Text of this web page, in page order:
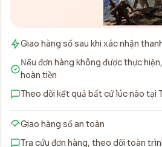
Giao hàng số sau khi xác nhận
Nếu đơn hàng không được thực
hoàn tiền
Theo dõi kết quả bất cứ lúc nào tại
Giao hàng số an toàn
Tra cứu đơn hàng, theo dõi toàn